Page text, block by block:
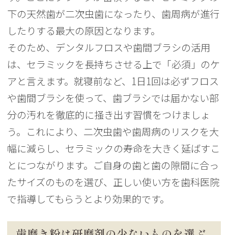
下の天然歯が二次虫歯になったり、歯周病が進行
したりする最大の原因となります。
そのため、デンタルフロスや歯間ブラシの活用
は、セラミックを長持ちさせる上で「必須」のケ
アと言えます。就寝前など、1日1回は必ずフロス
や歯間ブラシを使って、歯ブラシでは届かない部
分の汚れを徹底的に掻き出す習慣をつけましょ
う。これにより、二次虫歯や歯周病のリスクを大
幅に減らし、セラミックの寿命を大きく延ばすこ
とにつながります。ご自身の歯と歯の隙間に合っ
たサイズのものを選び、正しい使い方を歯科医院
で指導してもらうとより効果的です。